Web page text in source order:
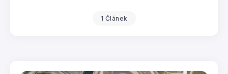
1 Článek